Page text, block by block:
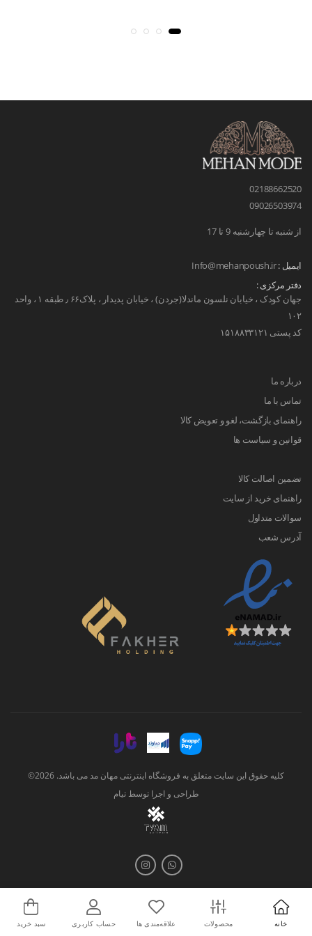
02188662520
09026503974
از شنبه تا چهارشنبه 9 تا 17
ایمیل :Info@mehanpoush.ir
دفتر مرکزی :
جهان کودک ، خیابان نلسون ماندلا(جردن) ، خیابان پدیدار ، پلاک۶۶ ٫ طبقه ۱ ، واحد
۱۰۲
کد پستی ۱۵۱۸۸۳۳۱۲۱
درباره ما
تماس با ما
راهنمای بازگشت، لغو و تعویض کالا
قوانین و سیاست ها
تضمین اصالت کالا
راهنمای خرید از سایت
سوالات متداول
آدرس شعب
کلیه حقوق این سایت متعلق به فروشگاه اینترنتی مهان مد می باشد. 2026©
طراحی و اجرا توسطتیام
خانه محصولات علاقه‌مندی ها حساب کاربری سبد خرید